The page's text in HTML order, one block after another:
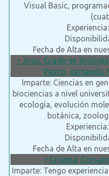
Visual Basic,
Fecha de Alta en
• Josu, Grado en
Vasco, cursando
Imparte: Ciencias en
biociencias a nivel
ecología, evolución
botánica,
Fecha de Alta en
• Cristina,
Imparte: Tengo